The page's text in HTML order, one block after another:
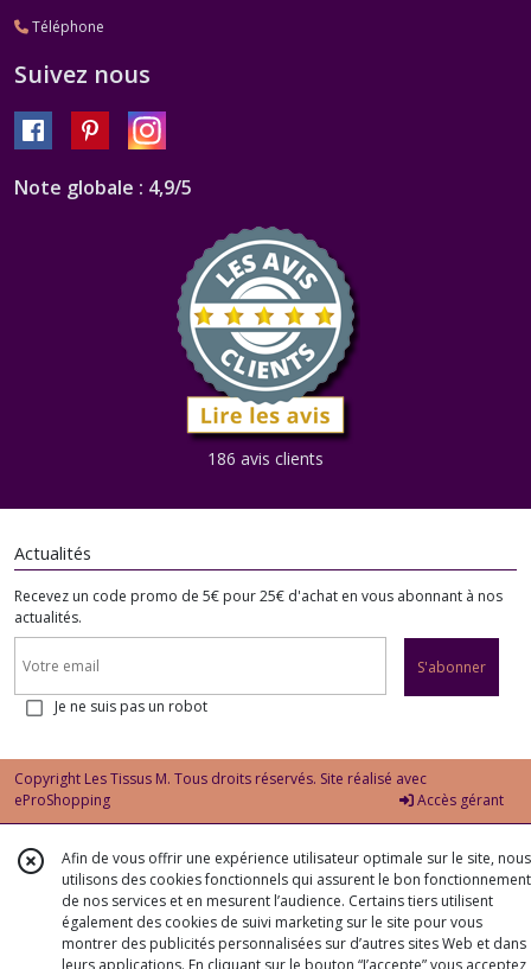
Téléphone
Suivez nous
Note globale : 4,9/5
186 avis clients
Actualités
Recevez un code promo de 5€ pour 25€ d'achat en vous abonnant à nos
actualités.
S'abonner
Je ne suis pas un robot
Copyright Les Tissus M. Tous droits réservés. Site réalisé avec
eProShopping
Accès gérant
Afin de vous offrir une expérience utilisateur optimale sur le site, nous
utilisons des cookies fonctionnels qui assurent le bon fonctionnement
de nos services et en mesurent l’audience. Certains tiers utilisent
également des cookies de suivi marketing sur le site pour vous
montrer des publicités personnalisées sur d’autres sites Web et dans
leurs applications. En cliquant sur le bouton “J’accepte” vous acceptez